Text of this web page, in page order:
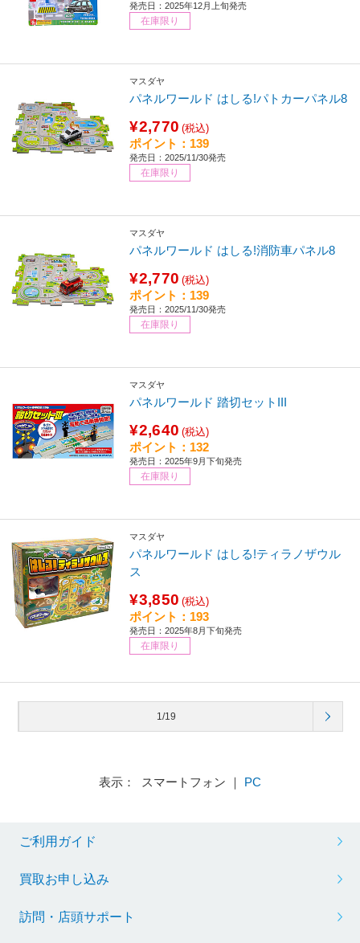
発売日：2025年12月上旬発売
在庫限り
マスダヤ
パネルワールド はしる!パトカーパネル8
¥2,770 (税込)
ポイント：139
発売日：2025/11/30発売
在庫限り
マスダヤ
パネルワールド はしる!消防車パネル8
¥2,770 (税込)
ポイント：139
発売日：2025/11/30発売
在庫限り
マスダヤ
パネルワールド 踏切セットIII
¥2,640 (税込)
ポイント：132
発売日：2025年9月下旬発売
在庫限り
マスダヤ
パネルワールド はしる!ティラノザウル
ス
¥3,850 (税込)
ポイント：193
発売日：2025年8月下旬発売
在庫限り
1/19
表示： スマートフォン ｜ PC
ご利用ガイド
買取お申し込み
訪問・店頭サポート